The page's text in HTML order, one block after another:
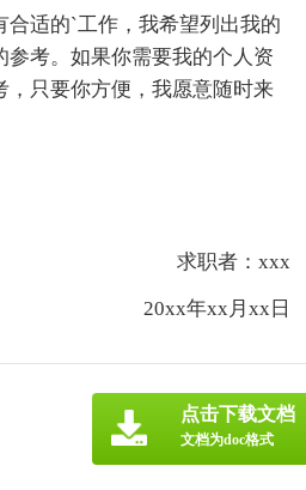
合适的`工作，我希望列出我的
参考。如果你需要我的个人资
，只要你方便，我愿意随时来
求职者：xxx
20xx年xx月xx日
点击下载文档
文档为doc格式